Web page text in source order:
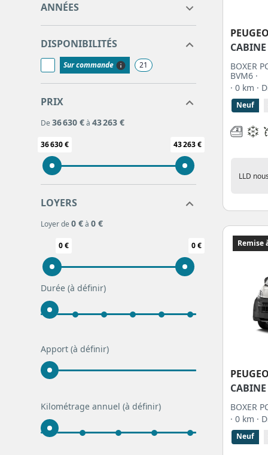
ANNÉES
DISPONIBILITÉS
Sur commande 21
PRIX
De 36 630 €à 43 263 €
36 630 € 43 263 €
LOYERS
Loyer de 0 €à 0 €
0 € 0 €
Durée (à définir)
Apport (à définir)
Kilométrage annuel (à définir)
CABINE
BOXER
BVM6 ·
· 0 km ·
Neuf
LLD
Remise
CABINE
BOXER
· 0 km ·
Neuf